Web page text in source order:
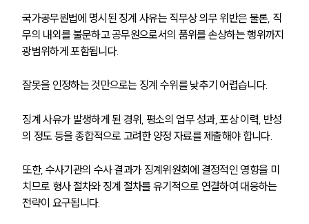
국가공무원법에 명시된 징계 사유는 직무상 의무 위반은 물론, 직
무의 내외를 불문하고 공무원으로서의 품위를 손상하는 행위까지
광범위하게 포함됩니다.
잘못을 인정하는 것만으로는 징계 수위를 낮추기 어렵습니다.
징계 사유가 발생하게 된 경위, 평소의 업무 성과, 포상 이력, 반성
의 정도 등을 종합적으로 고려한 양정 자료를 제출해야 합니다.
또한, 수사기관의 수사 결과가 징계위원회에 결정적인 영향을 미
치므로 형사 절차와 징계 절차를 유기적으로 연결하여 대응하는
전략이 요구됩니다.